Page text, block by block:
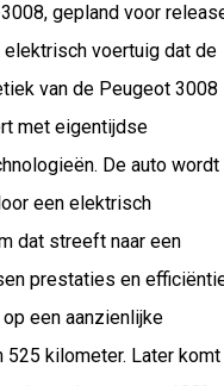
gepland voor
elektrisch voertuig dat de
van de Peugeot 3008
met eigentijdse
De auto wordt
een elektrisch
dat streeft naar een
prestaties en
een aanzienlijke
525 kilometer. Later komt